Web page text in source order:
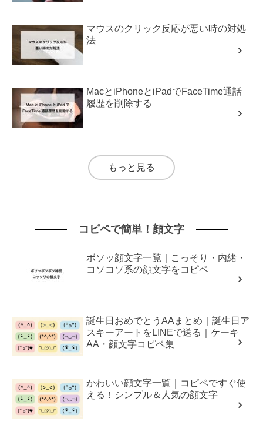
マウスのクリック反応が悪い時の対処
法
MacとiPhoneとiPadでFaceTime通話
履歴を削除する
もっと見る
コピペで簡単！顔文字
ボソッ顔文字一覧｜こっそり・内緒・
コソコソ系の顔文字をコピペ
誕生日おめでとうAAまとめ｜誕生日ア
スキーアートをLINEで送る｜ケーキ
AA・顔文字コピペ集
かわいい顔文字一覧｜コピペですぐ使
える！シンプル＆人気の顔文字